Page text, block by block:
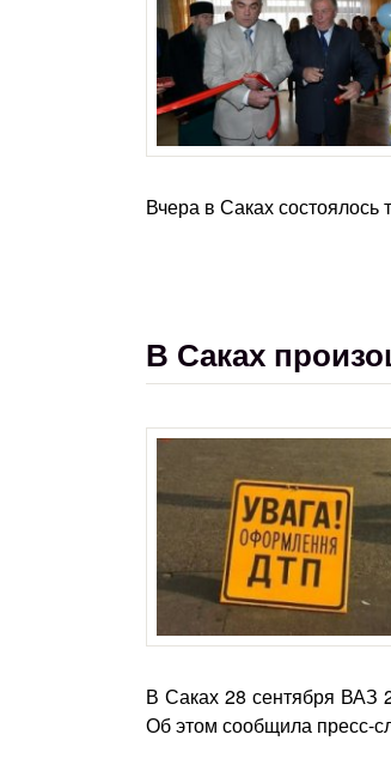
Вчера в Саках состоялось
В Саках
В Саках 28 сентября ВАЗ
Об этом сообщила пресс-